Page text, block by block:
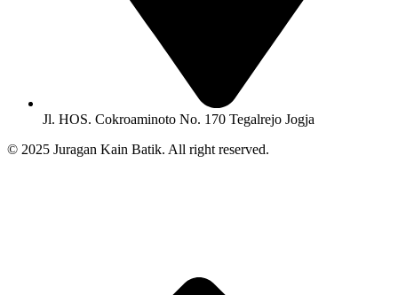
Jl. HOS. Cokroaminoto No. 170 Tegalrejo Jogja
© 2025 Juragan Kain Batik. All right reserved.